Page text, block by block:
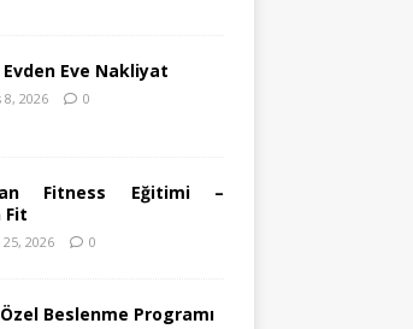
Eve Nakliyat
8, 2026 0
Fitness Eğitimi –
Fit
2026 0
Beslenme Programı